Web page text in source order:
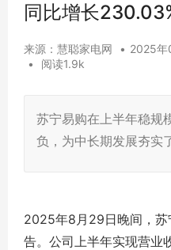
同比增长
来源：慧聪家电网 • 2025
•
阅读1.9k
苏宁易购在上半年稳规
负，为中长期发展夯实
2025年8月29日晚间，
告。公司上半年实现营业